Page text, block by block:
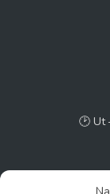
🕑 Ut